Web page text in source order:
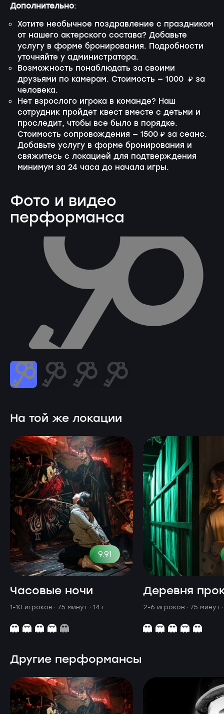
Дополнительно:
Хотите необычное поздравление с праздником
от нашего актерского состава? Добавьте
услугу в форме бронирования. Подробности
уточняйте у администратора.
Возможность понаблюдать за своими
друзьями по камерам. Стоимость — 1000 ₽ за
человека.
Нет взрослого игрока в команде? Наш
сотрудник пройдет квест вместе с детьми и
проследит, чтобы все было в порядке.
Стоимость сопровождения — 1500 ₽ за сеанс.
Добавьте услугу в форме бронирования и
свяжитесь с локацией для подтверждения
минимум за 24 часа до начала игры.
Фото и видео
перформанса
На той же локации
9.91
Часовые ночи
1-10 игроков · 75 минут · 14+
Деревня
2-6 игроков · 75 минут
Другие перформансы